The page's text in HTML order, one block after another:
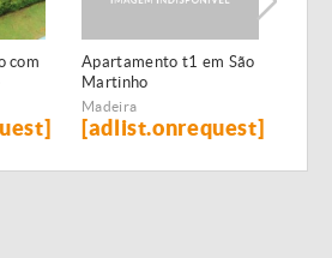
com
Apartamento t1 em São
Martinho
Madeira
[adlist.onrequest]